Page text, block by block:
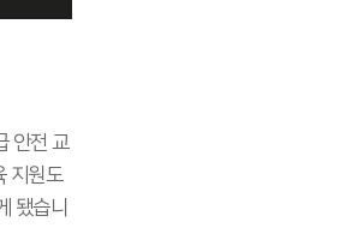
안전 교
지원도
됐습니